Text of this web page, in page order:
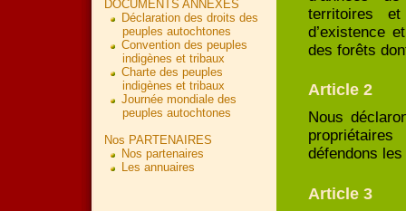
DOCUMENTS ANNEXES
Déclaration des droits des
peuples autochtones
Convention des peuples
indigènes et tribaux
Charte des peuples
indigènes et tribaux
Journée mondiale des
peuples autochtones
Nos PARTENAIRES
Nos partenaires
Les annuaires
territoires
d’existence
des forêts
Article 2
Nous
défendons
Article 3